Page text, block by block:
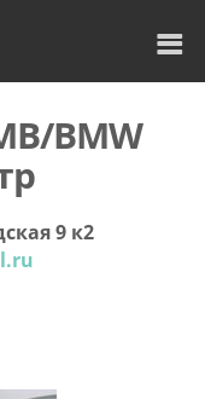
BMW
9 к2